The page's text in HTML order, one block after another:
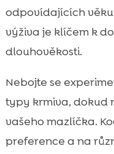
odpovídajících
výživa je klíčem k
dlouhověkosti.
Nebojte se
typy krmiva, dokud
vašeho mazlíčka.
preference a na